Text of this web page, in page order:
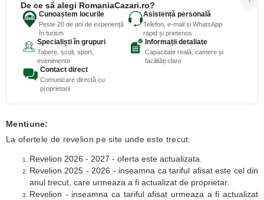
De ce să alegi RomaniaCazari.ro?
Cunoaștem locurile
Peste 20 de ani de experiență
în turism
Asistență personală
Telefon, e-mail și WhatsApp
rapid și prietenos
Specialiști în grupuri
Tabere, școli, sport,
evenimente
Informații detaliate
Capacitate reală, camere și
facilități clare
Contact direct
Comunicare directă cu
proprietarii
Mentiune:
La ofertele de revelion pe site unde este trecut:
Revelion 2026 - 2027 - oferta este actualizata.
Revelion 2025 - 2026 - inseamna ca tariful afisat este cel din
anul trecut, care urmeaza a fi actualizat de proprietar.
Revelion - inseamna ca tariful afisat urmeaza a fi actualizat